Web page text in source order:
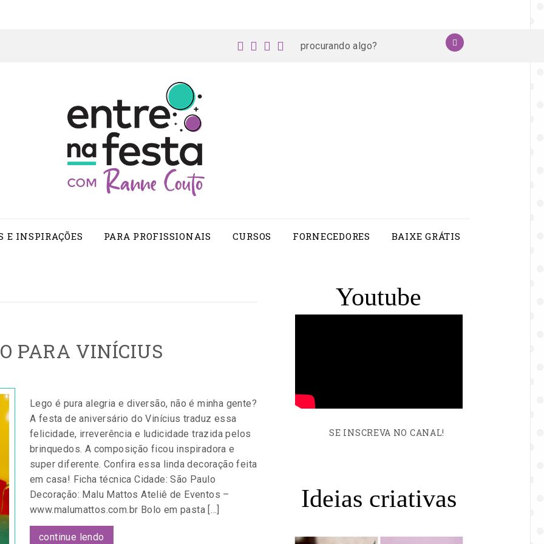
facebook
instagram
pinterest
youtube
algo?
OK
E INSPIRAÇÕES PARA PROFISSIONAIS CURSOS FORNECEDORES BAIXE GRÁTIS
PARA VINÍCIUS
Lego é pura alegria e diversão, não é minha gente?
A festa de aniversário do Vinícius traduz essa
felicidade, irreverência e ludicidade trazida pelos
brinquedos. A composição ficou inspiradora e
super diferente. Confira essa linda decoração feita
em casa! Ficha técnica Cidade: São Paulo
Decoração: Malu Mattos Ateliê de Eventos –
www.malumattos.com.br Bolo em pasta […]
continue lendo
Youtube
SE INSCREVA NO CANAL!
Ideias criativas